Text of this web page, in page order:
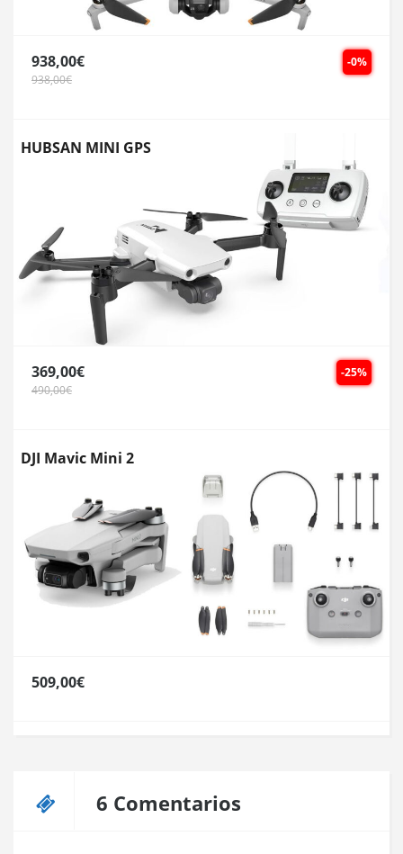
-0%
938,00€
938,00€
HUBSAN MINI GPS
-25%
369,00€
490,00€
DJI Mavic Mini 2
509,00€
6 Comentarios